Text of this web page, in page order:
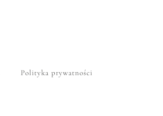
Polityka prywatności